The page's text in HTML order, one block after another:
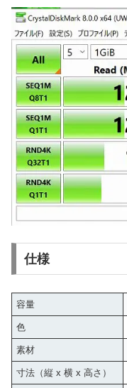
仕様
容量
色
素材
寸法（縦 x 横 x 高さ）